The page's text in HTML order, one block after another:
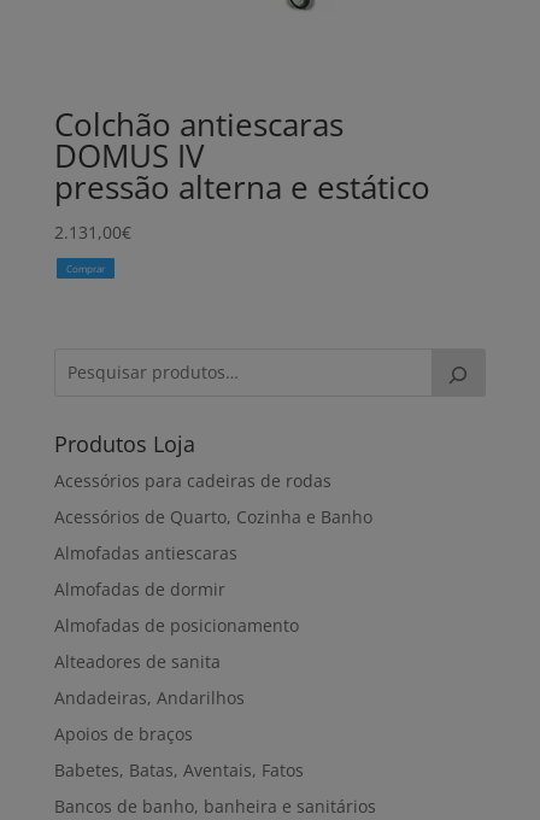
Colchão antiescaras
DOMUS IV
pressão alterna e estático
2.131,00€
Comprar
Produtos Loja
Acessórios para cadeiras de rodas
Acessórios de Quarto, Cozinha e Banho
Almofadas antiescaras
Almofadas de dormir
Almofadas de posicionamento
Alteadores de sanita
Andadeiras, Andarilhos
Apoios de braços
Babetes, Batas, Aventais, Fatos
Bancos de banho, banheira e sanitários